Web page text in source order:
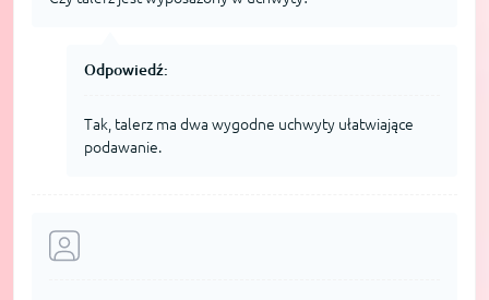
Odpowiedź:
Tak, talerz ma dwa wygodne uchwyty ułatwiające
podawanie.